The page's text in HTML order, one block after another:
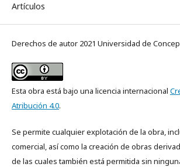
Artículos
Derechos de autor 2021 Universidad de
Esta obra está bajo una licencia internacional
Atribución 4.0.
Se permite cualquier explotación de la obra,
comercial, así como la creación de obras
de las cuales también está permitida sin